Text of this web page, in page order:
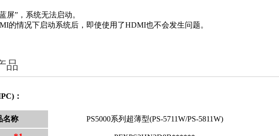
屏”，系统无法启动。
的情况下启动系统后，即使使用了HDMI也不会发生问题。
品
：
名称 PS5000系列超薄型(PS-5711W/PS-5811W)